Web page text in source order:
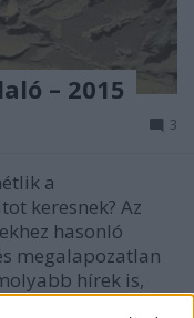
– 2015
3
a
keresnek? Az
hasonló
megalapozatlan
hírek is,